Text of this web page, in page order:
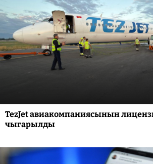
TezJet авиакомпаниясынын
чыгарылды